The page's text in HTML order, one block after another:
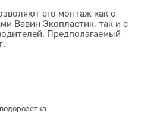
его монтаж как с
Вавин Экопластик, так и с
Предполагаемый
водорозетка